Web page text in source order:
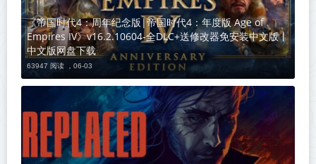
《帝国时代4：周年纪念版|帝国时代4：年度版 Age of
Empires IV》v16.2.10604-全DLC+送修改器免安装中文版丨
中文版网盘下载
63947 阅读 ， 06-03